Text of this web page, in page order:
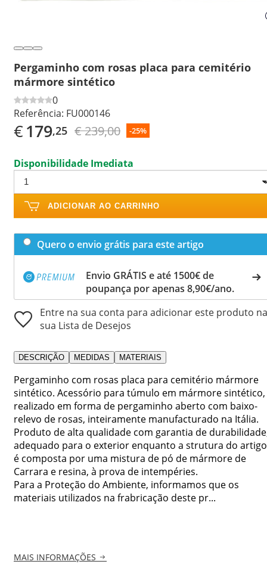
Pergaminho com rosas placa para cemitério
mármore sintético
0
Referência: FU000146
€179,25 € 239,00 -25%
Disponibilidade Imediata
ADICIONAR AO CARRINHO
Quero o envio grátis para este artigo
Envio GRÁTIS e até 1500€ de
poupança por apenas 8,90€/ano.
Entre na sua conta para adicionar este produto na
sua Lista de Desejos
DESCRIÇÃO MEDIDAS MATERIAIS
Pergaminho com rosas placa para cemitério mármore
sintético. Acessório para túmulo em mármore sintético,
realizado em forma de pergaminho aberto com baixo-
relevo de rosas, inteiramente manufacturado na Itália.
Produto de alta qualidade com garantia de
adequado para o exterior enquanto a strutura do artigo
é composta por uma mistura de pó de mármore de
Carrara e resina, à prova de intempéries.
Para a Proteção do Ambiente, informamos que os
materiais utilizados na frabricação deste pr...
MAIS INFORMAÇÕES